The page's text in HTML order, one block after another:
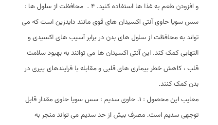
و افزودن طعم به غذا ها استفاده کنید. 4 . محافظت از سلول ‌ها :
سس سویا حاوی آنتی ‌اکسیدان‌ های قوی مانند دایدزین است که می
‌تواند به محافظت از سلول‌ های بدن در برابر آسیب ‌های اکسیدی و
التهابی کمک کند. این آنتی ‌اکسیدان ‌ها می ‌توانند به بهبود سلامت
قلب ، کاهش خطر بیماری ‌های قلبی و مقابله با فرایندهای پیری در
بدن کمک کنند.
معایب این محصول : 1. حاوی سدیم : سس سویا حاوی مقدار قابل
توجهی سدیم است. مصرف بیش از حد سدیم می ‌تواند منجر به